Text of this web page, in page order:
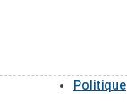
Politique